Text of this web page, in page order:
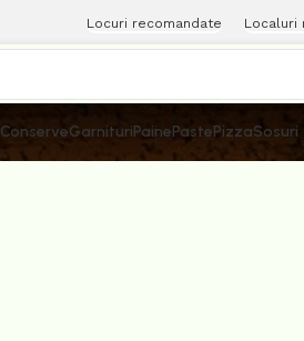
Locuri recomandate Localuri
ConserveGarnituriPainePastePizzaSosuri